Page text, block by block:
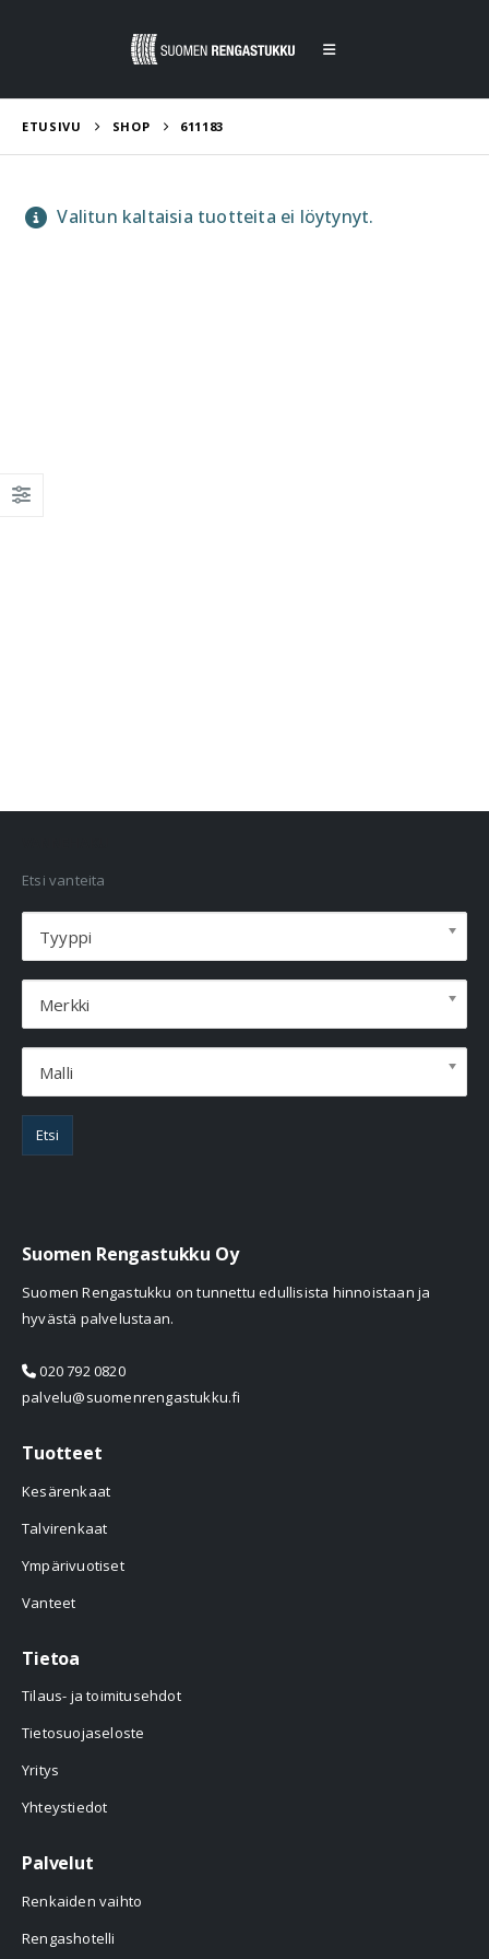
ETUSIVU SHOP 611183
Valitun kaltaisia tuotteita ei löytynyt.
Etsi vanteita
Tyyppi
Merkki
Malli
Etsi
Suomen Rengastukku Oy
Suomen Rengastukku on tunnettu edullisista hinnoistaan ja
hyvästä palvelustaan.
020 792 0820
palvelu@suomenrengastukku.fi
Tuotteet
Kesärenkaat
Talvirenkaat
Ympärivuotiset
Vanteet
Tietoa
Tilaus- ja toimitusehdot
Tietosuojaseloste
Yritys
Yhteystiedot
Palvelut
Renkaiden vaihto
Rengashotelli